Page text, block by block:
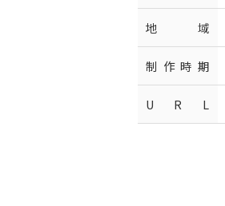
地域
制作時期
U R L